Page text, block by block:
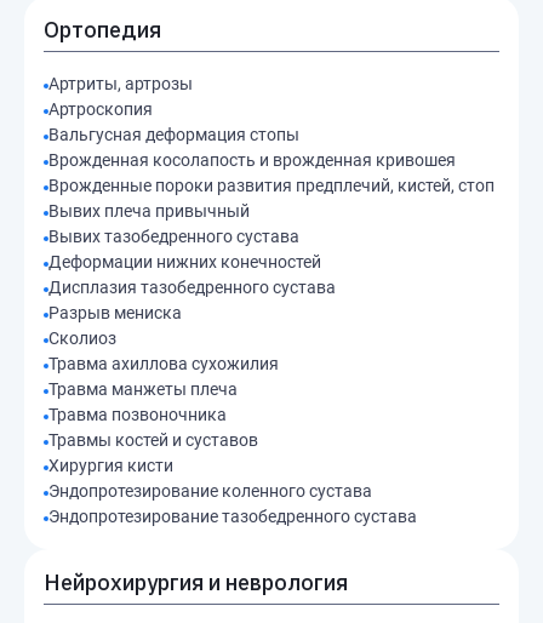
Ортопедия
Артриты, артрозы
Артроскопия
Вальгусная деформация стопы
Врожденная косолапость и врожденная кривошея
Врожденные пороки развития предплечий, кистей, стоп
Вывих плеча привычный
Вывих тазобедренного сустава
Деформации нижних конечностей
Дисплазия тазобедренного сустава
Разрыв мениска
Сколиоз
Травма ахиллова сухожилия
Травма манжеты плеча
Травма позвоночника
Травмы костей и суставов
Хирургия кисти
Эндопротезирование коленного сустава
Эндопротезирование тазобедренного сустава
Нейрохирургия и неврология